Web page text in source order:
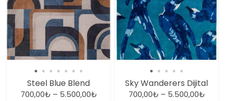
Steel Blue Blend
700,00₺ – 5.500,00₺
Sky Wanderers Dijital
700,00₺ – 5.500,00₺